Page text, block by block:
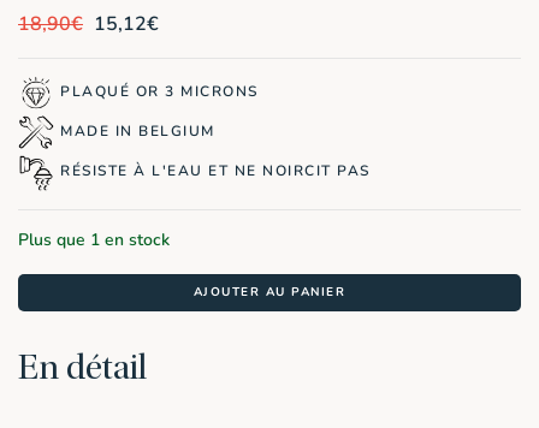
18,90€ Le
était :
15,12€Le
est :
PLAQUÉ OR 3 MICRONS
MADE IN BELGIUM
RÉSISTE À L'EAU ET NE NOIRCIT PAS
Plus que 1 en stock
AJOUTER AU PANIER
En détail